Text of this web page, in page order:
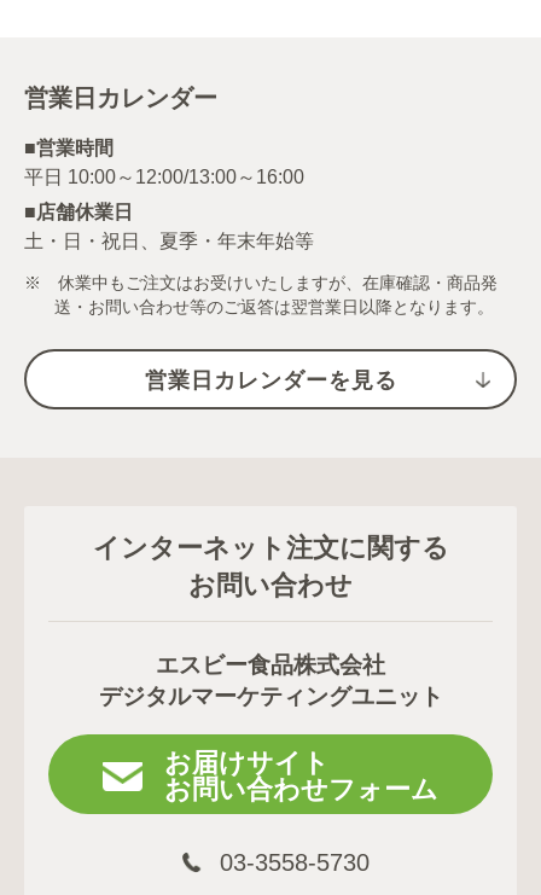
営業日カレンダー
■営業時間
■店舗休業日
土・日・祝日、夏季・年末年始等
※ 休業中もご注文はお受けいたしますが、在庫確認・商品発
送・お問い合わせ等のご返答は翌営業日以降となります。
営業日カレンダーを見る
インターネット注文に関する
お問い合わせ
エスビー食品株式会社
デジタルマーケティングユニット
お届けサイト
お問い合わせフォーム
03-3558-5730